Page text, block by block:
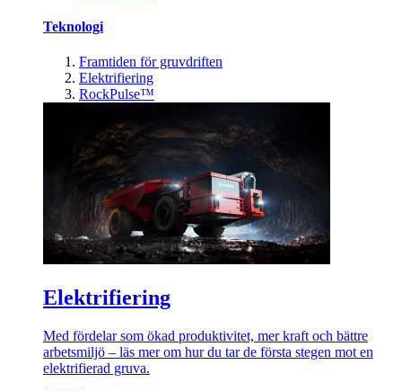
Teknologi
Framtiden för gruvdriften
Elektrifiering
RockPulse™
Elektrifiering
Med fördelar som ökad produktivitet, mer kraft och bättre
arbetsmiljö – läs mer om hur du tar de första stegen mot en
elektrifierad gruva.